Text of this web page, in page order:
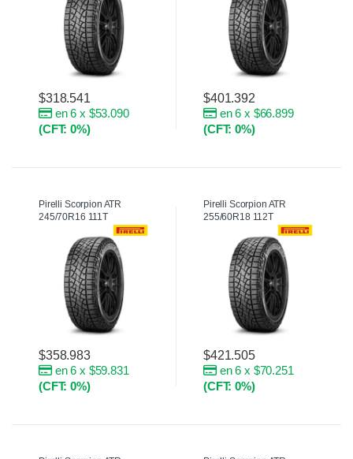
$318.541
en 6 x $53.090
(CFT: 0%)
$401.392
en 6 x $66.899
(CFT: 0%)
Pirelli Scorpion ATR
245/70R16 111T
$358.983
en 6 x $59.831
(CFT: 0%)
Pirelli Scorpion ATR
255/60R18 112T
$421.505
en 6 x $70.251
(CFT: 0%)